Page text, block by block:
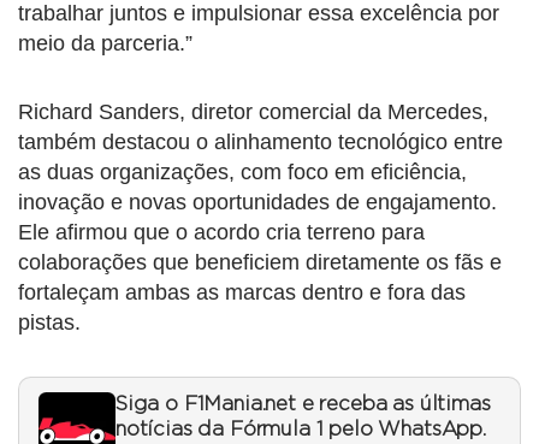
trabalhar juntos e impulsionar essa excelência por
meio da parceria.”
Richard Sanders, diretor comercial da Mercedes,
também destacou o alinhamento tecnológico entre
as duas organizações, com foco em eficiência,
inovação e novas oportunidades de engajamento.
Ele afirmou que o acordo cria terreno para
colaborações que beneficiem diretamente os fãs e
fortaleçam ambas as marcas dentro e fora das
pistas.
Siga o F1Mania.net e receba as últimas
notícias da Fórmula 1 pelo WhatsApp.